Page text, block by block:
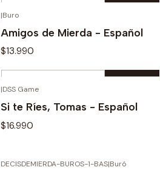
Quantity
Buy now
|Buro
Amigos de Mierda - Español
$13.990
Quantity
|DSS Game
Si te Ríes, Tomas - Español
$16.990
OUT OF STOCK
DECISDEMIERDA-BUROS-1-BAS|Buró